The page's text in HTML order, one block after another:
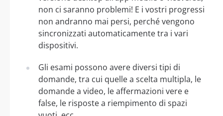
non ci saranno problemi! E i vostri progressi
non andranno mai persi, perché vengono
sincronizzati automaticamente tra i vari
dispositivi.
Gli esami possono avere diversi tipi di
domande, tra cui quelle a scelta multipla, le
domande a video, le affermazioni vere e
false, le risposte a riempimento di spazi